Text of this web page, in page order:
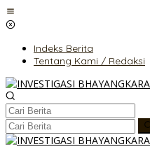
Lewati
ke
Indeks Berita
Tentang Kami / Redaksi